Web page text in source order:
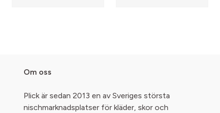
Om oss
Plick är sedan 2013 en av Sveriges största
nischmarknadsplatser för kläder, skor och